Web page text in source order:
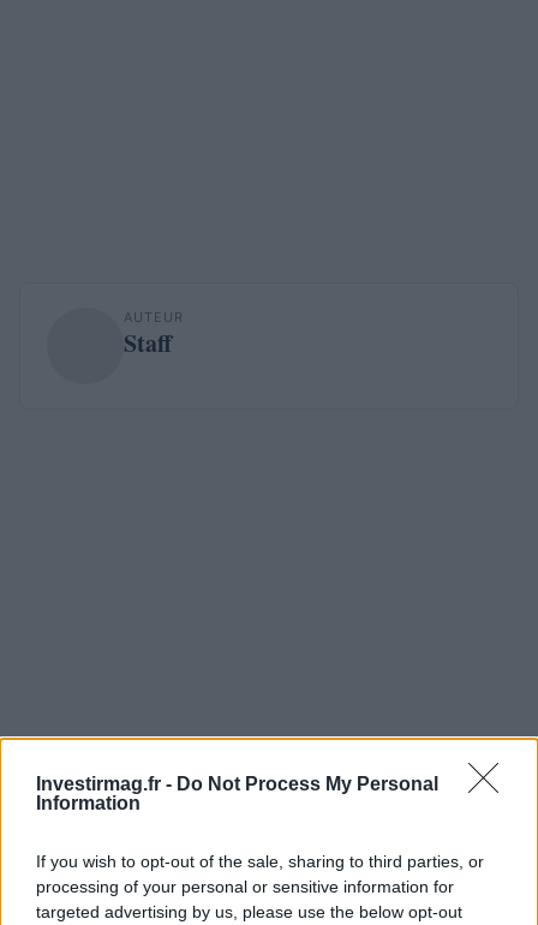
Investirmag.fr - Do Not Process My Personal
Information
If you wish to opt-out of the sale, sharing to third parties, or
processing of your personal or sensitive information for
targeted advertising by us, please use the below opt-out
AUTEUR
Staff